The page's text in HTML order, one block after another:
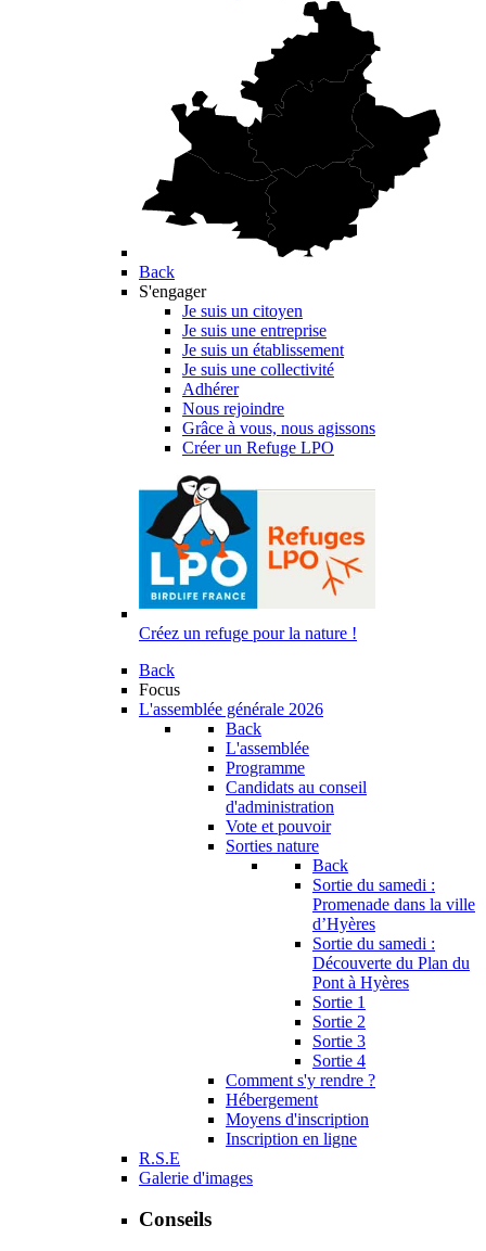
Back
S'engager
Je suis un citoyen
Je suis une entreprise
Je suis un établissement
Je suis une collectivité
Adhérer
Nous rejoindre
Grâce à vous, nous agissons
Créer un Refuge LPO
Créez un refuge pour la nature !
Back
Focus
L'assemblée générale 2026
Back
L'assemblée
Programme
Candidats au conseil
d'administration
Vote et pouvoir
Sorties nature
Back
Sortie du samedi :
Promenade dans la ville
d’Hyères
Sortie du samedi :
Découverte du Plan du
Pont à Hyères
Sortie 1
Sortie 2
Sortie 3
Sortie 4
Comment s'y rendre ?
Hébergement
Moyens d'inscription
Inscription en ligne
R.S.E
Galerie d'images
Conseils